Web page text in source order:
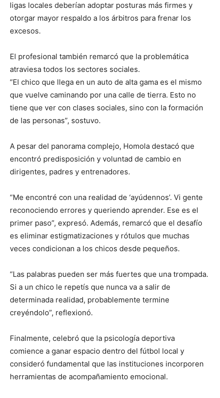
ligas locales deberían adoptar posturas más firmes y
otorgar mayor respaldo a los árbitros para frenar los
excesos.
El profesional también remarcó que la problemática
atraviesa todos los sectores sociales.
“El chico que llega en un auto de alta gama es el mismo
que vuelve caminando por una calle de tierra. Esto no
tiene que ver con clases sociales, sino con la formación
de las personas”, sostuvo.
A pesar del panorama complejo, Homola destacó que
encontró predisposición y voluntad de cambio en
dirigentes, padres y entrenadores.
“Me encontré con una realidad de ‘ayúdennos’. Vi gente
reconociendo errores y queriendo aprender. Ese es el
primer paso”, expresó. Además, remarcó que el desafío
es eliminar estigmatizaciones y rótulos que muchas
veces condicionan a los chicos desde pequeños.
“Las palabras pueden ser más fuertes que una trompada.
Si a un chico le repetís que nunca va a salir de
determinada realidad, probablemente termine
creyéndolo”, reflexionó.
Finalmente, celebró que la psicología deportiva
comience a ganar espacio dentro del fútbol local y
consideró fundamental que las instituciones incorporen
herramientas de acompañamiento emocional.